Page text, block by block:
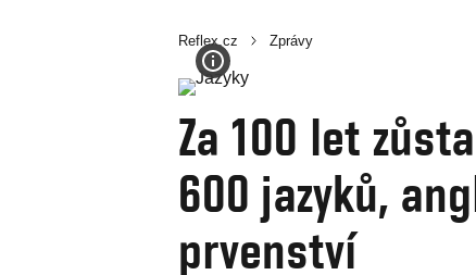
Reflex.cz Zprávy
Za 100 let
600 jazyků,
prvenství